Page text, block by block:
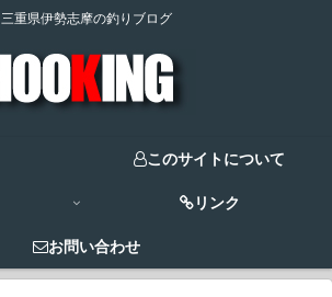
三重県伊勢志摩の釣りブログ
このサイトについて
リンク
お問い合わせ